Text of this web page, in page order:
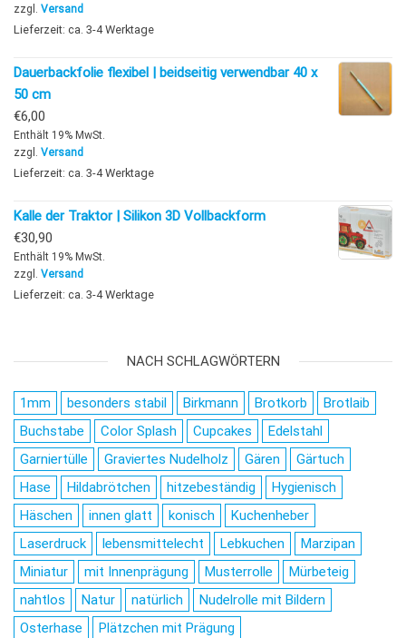
zzgl. Versand
Lieferzeit: ca. 3-4 Werktage
Dauerbackfolie flexibel | beidseitig verwendbar 40 x
50 cm
€6,00
Enthält 19% MwSt.
zzgl. Versand
Lieferzeit: ca. 3-4 Werktage
Kalle der Traktor | Silikon 3D Vollbackform
€30,90
Enthält 19% MwSt.
zzgl. Versand
Lieferzeit: ca. 3-4 Werktage
NACH SCHLAGWÖRTERN
1mm besonders stabil Birkmann Brotkorb
Brotlaib
Buchstabe
Color Splash Cupcakes
Edelstahl
Garniertülle
Graviertes Nudelholz Gären
Gärtuch
Hase
Hildabrötchen hitzebeständig
Hygienisch
Häschen
innen glatt konisch
Kuchenheber
Laserdruck
lebensmittelecht Lebkuchen
Marzipan
Miniatur
mit Innenprägung Musterrolle
Mürbeteig
nahtlos
Natur natürlich
Nudelrolle mit Bildern
Osterhase
Plätzchen mit Prägung